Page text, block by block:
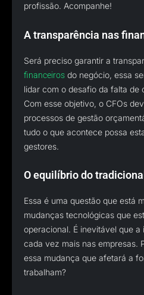
profissão. Acompanhe!
A transparência nas
Será preciso garantir a
financeiros do negócio, essa
lidar com o desafio da falta de
Com esse objetivo, o CFOs
processos de gestão
tudo o que acontece possa
gestores.
O equilíbrio do
Essa é uma questão que está
mudanças tecnológicas que
operacional. É inevitável que
cada vez mais nas empresas.
essa mudança que afetará a
trabalham?